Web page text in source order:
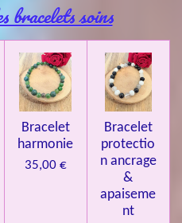
bracelets soins
Bracelet
harmonie
35,00 €
Bracelet
protectio
n ancrage
&
apaiseme
nt